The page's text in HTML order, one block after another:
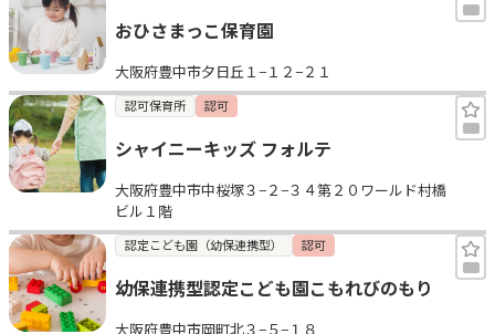
おひさまっこ保育園
大阪府豊中市夕日丘１−１２−２１
認可保育所 認可
シャイニーキッズ フォルテ
大阪府豊中市中桜塚３−２−３４第２０ワールド村橋
ビル１階
認定こども園（幼保連携型） 認可
幼保連携型認定こども園こもれびのもり
大阪府豊中市岡町北３−５−１８